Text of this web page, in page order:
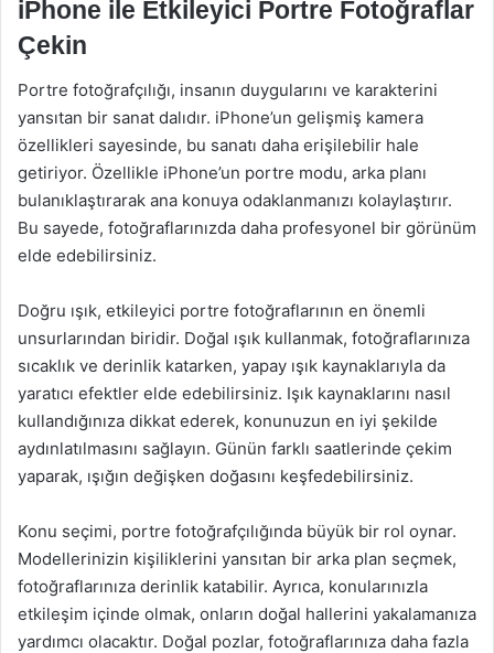
iPhone ile Etkileyici Portre Fotoğraflar
Çekin
Portre fotoğrafçılığı, insanın duygularını ve karakterini
yansıtan bir sanat dalıdır. iPhone’un gelişmiş kamera
özellikleri sayesinde, bu sanatı daha erişilebilir hale
getiriyor. Özellikle iPhone’un portre modu, arka planı
bulanıklaştırarak ana konuya odaklanmanızı kolaylaştırır.
Bu sayede, fotoğraflarınızda daha profesyonel bir görünüm
elde edebilirsiniz.
Doğru ışık, etkileyici portre fotoğraflarının en önemli
unsurlarından biridir. Doğal ışık kullanmak, fotoğraflarınıza
sıcaklık ve derinlik katarken, yapay ışık kaynaklarıyla da
yaratıcı efektler elde edebilirsiniz. Işık kaynaklarını nasıl
kullandığınıza dikkat ederek, konunuzun en iyi şekilde
aydınlatılmasını sağlayın. Günün farklı saatlerinde çekim
yaparak, ışığın değişken doğasını keşfedebilirsiniz.
Konu seçimi, portre fotoğrafçılığında büyük bir rol oynar.
Modellerinizin kişiliklerini yansıtan bir arka plan seçmek,
fotoğraflarınıza derinlik katabilir. Ayrıca, konularınızla
etkileşim içinde olmak, onların doğal hallerini yakalamanıza
yardımcı olacaktır. Doğal pozlar, fotoğraflarınıza daha fazla